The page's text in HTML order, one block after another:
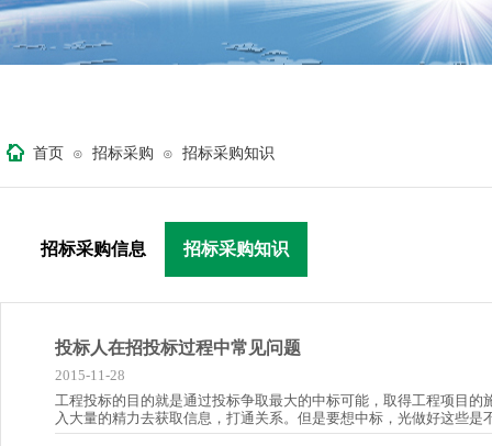
首页 ⊙ 招标采购 ⊙ 招标采购知识
招标采购信息 招标采购知识
投标人在招投标过程中常见问题
2015-11-28
工程投标的目的就是通过投标争取最大的中标可能，取得工程项目
入大量的精力去获取信息，打通关系。但是要想中标，光做好这些